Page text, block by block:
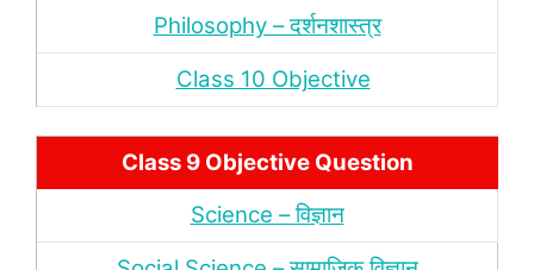
Philosophy – दर्शनशास्‍त्र
Class 10 Objective
Class 9 Objective Question
Science – विज्ञान